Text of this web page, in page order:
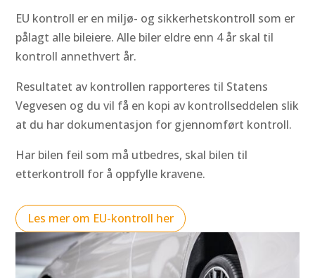
EU kontroll er en miljø- og sikkerhetskontroll som er
pålagt alle bileiere. Alle biler eldre enn 4 år skal til
kontroll annethvert år.
Resultatet av kontrollen rapporteres til Statens
Vegvesen og du vil få en kopi av kontrollseddelen slik
at du har dokumentasjon for gjennomført kontroll.
Har bilen feil som må utbedres, skal bilen til
etterkontroll for å oppfylle kravene.
Les mer om EU-kontroll her